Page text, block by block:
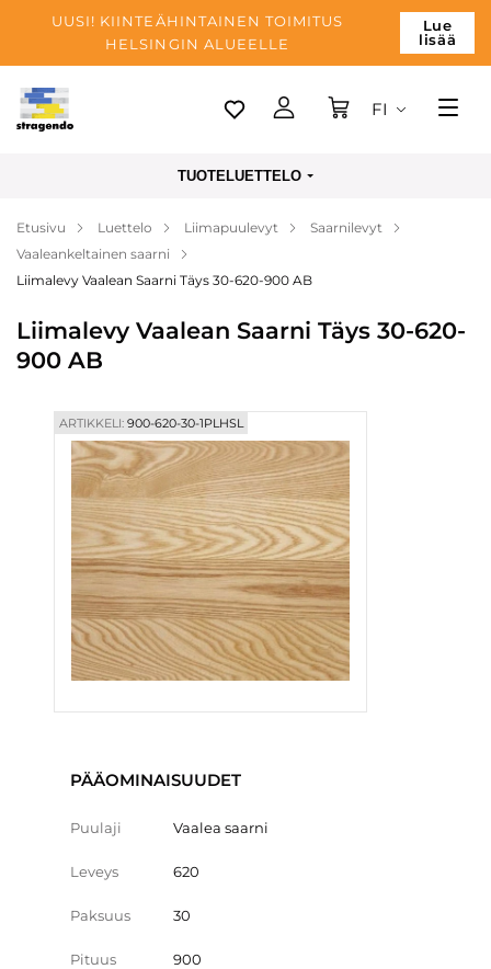
UUSI! KIINTEÄHINTAINEN TOIMITUS
HELSINGIN ALUEELLE
Lue
lisää
Tallinn
Maksu
Yrityksen
Blogi
Yhteystiedot
FI
TUOTELUETTELO
Etusivu Luettelo Liimapuulevyt
Saarnilevyt
Vaaleankeltainen saarni
Liimalevy Vaalean Saarni Täys 30-620-900 AB
Liimalevy Vaalean Saarni Täys 30-620-
900 AB
ARTIKKELI:900-620-30-1PLHSL
PÄÄOMINAISUUDET
Puulaji Vaalea saarni
Leveys 620
Paksuus 30
Pituus 900